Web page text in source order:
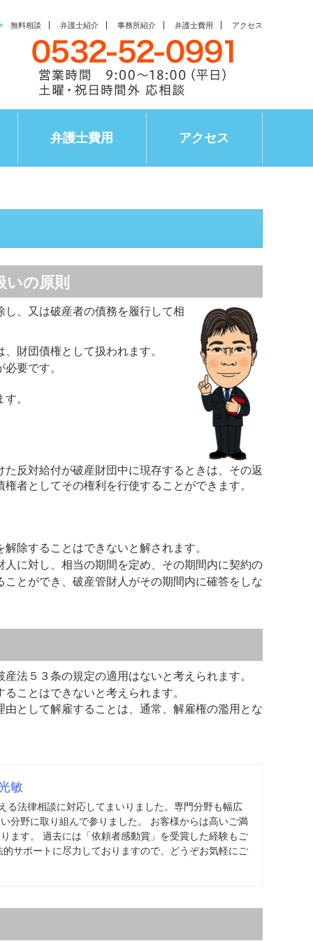
無料相談 弁護士紹介 事務所紹介 弁護士費用 アクセス
弁護士費用 アクセス
の原則
、又は破産者の債務を履行して相
財団債権として扱われます。
要です。
。
反対給付が破産財団中に現存するときは、その返
者としてその権利を行使することができます。
除することはできないと解されます。
に対し、相当の期間を定め、その期間内に契約の
とができ、破産管財人がその期間内に確答をしな
法５３条の規定の適用はないと考えられます。
ことはできないと考えられます。
として解雇することは、通常、解雇権の濫用とな
敏
法律相談に対応してまいりました。専門分野も幅広
分野に取り組んで参りました。 お客様からは高いご満
ます。 過去には「依頼者感動賞」を受賞した経験もご
サポートに尽力しておりますので、どうぞお気軽にご